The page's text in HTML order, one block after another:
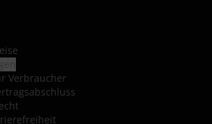
Verbraucher